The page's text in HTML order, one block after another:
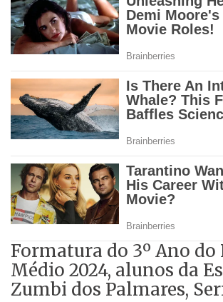
Formatura do 3º Ano do
Médio 2024, alunos da
Zumbi dos Palmares,